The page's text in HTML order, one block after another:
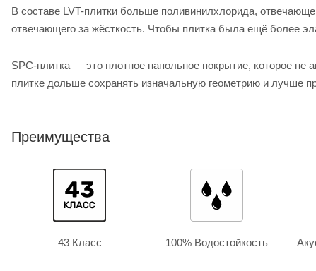
В составе LVT-плитки больше поливинилхлорида,
отвечающего за жёсткость. Чтобы плитка была ещё более
SPC-плитка — это плотное напольное покрытие, которое не
плитке дольше сохранять изначальную геометрию и лучше
Преимущества
43 Класс 100% Водостойкость